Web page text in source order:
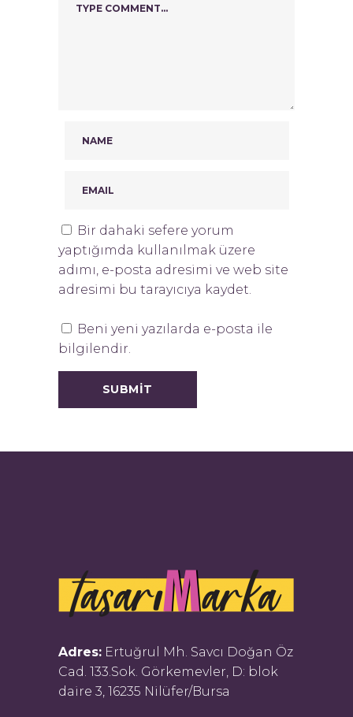
Bir dahaki sefere yorum
yaptığımda kullanılmak üzere
adımı, e-posta adresimi ve web site
adresimi bu tarayıcıya kaydet.
Beni yeni yazılarda e-posta ile
bilgilendir.
Adres: Ertuğrul Mh. Savcı Doğan Öz
Cad. 133.Sok. Görkemevler, D: blok
daire 3, 16235 Nilüfer/Bursa